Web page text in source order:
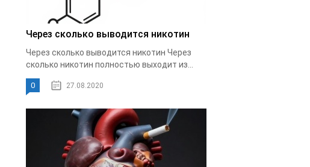
Через сколько выводится никотин
Через сколько выводится никотин Через
сколько никотин полностью выходит из...
0 27.08.2020